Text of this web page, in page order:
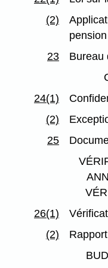
(2)
23
Bureau
24(1)
(2)
25
26(1)
(2)